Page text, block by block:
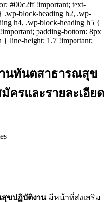
#00c2ff !important; text-
.wp-block-heading h2, .wp-
h4, .wp-block-heading h5 {
padding-bottom: 8px
{ line-height: 1.7 !important;
นทันตสาธารณสุข
ครและรายละเอียด
สุขปฏิบัติงานมีหน้าที่ส่งเสริม